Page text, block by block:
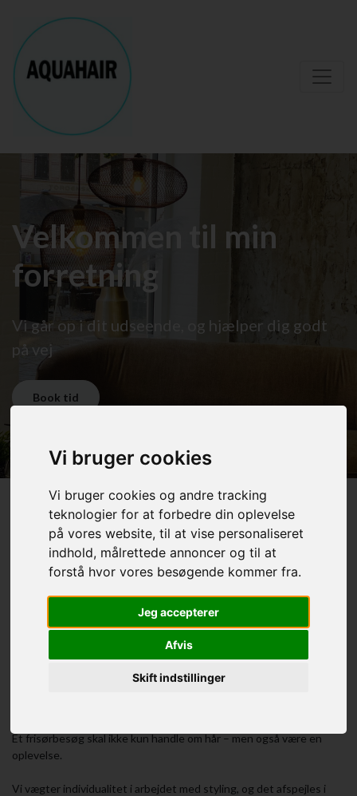
Vi bruger cookies
Vi bruger cookies og andre tracking
teknologier for at forbedre din oplevelse
på vores website, til at vise personaliseret
indhold, målrettede annoncer og til at
forstå hvor vores besøgende kommer fra.
Jeg accepterer
Afvis
Skift indstillinger
Velkommen til min
forretning
Vi går op i dit udseende, og hjælper dig godt
på vej
Book tid
Tid til forandring!
Ekstraordinær service og kundebehandling.
frisøroplevelse bliver ud over det sædvanlige.
Hos os bliver du betjent af den samme frisør fra start til slut.
Hos Aquahair sætter vi den personlige kontakt højt, hvor dialog og
Et frisørbesøg skal ikke kun handle om hår – men også være en
oplevelse.
Vi vægter individualitet i arbejdet med styling, og det afspejles i